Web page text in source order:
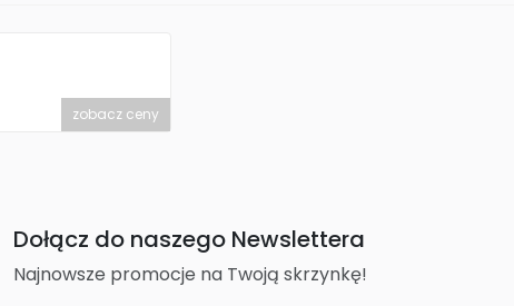
zobacz ceny
Dołącz do naszego Newslettera
Najnowsze promocje na Twoją skrzynkę!